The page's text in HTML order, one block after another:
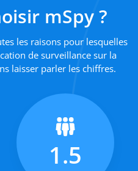
mSpy ?
les raisons pour lesquelles
de surveillance sur la
laisser parler les chiffres.
1.5